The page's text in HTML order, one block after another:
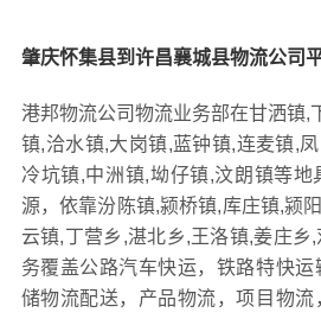
肇庆怀集县到许昌襄城县物流公司
港邦物流公司物流业务部在甘洒镇,
镇,洽水镇,大岗镇,蓝钟镇,连麦镇,
冷坑镇,中洲镇,坳仔镇,汶朗镇等地
源，依靠汾陈镇,颍桥镇,库庄镇,颍
云镇,丁营乡,湛北乡,王洛镇,姜庄乡
务覆盖公路汽车快运，铁路特快
储物流配送，产品物流，项目物